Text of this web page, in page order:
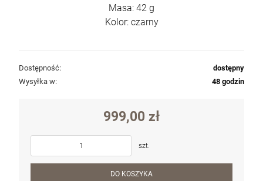
Masa: 42 g
Kolor: czarny
Dostępność:
dostępny
Wysyłka w:
48 godzin
999,00 zł
szt.
DO KOSZYKA